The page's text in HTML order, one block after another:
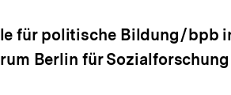
für politische Bildung / bpb
Berlin für